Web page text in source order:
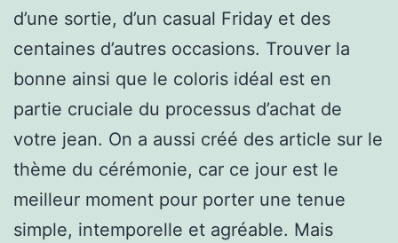
d’une sortie, d’un casual Friday et des
centaines d’autres occasions. Trouver la
bonne ainsi que le coloris idéal est en
partie cruciale du processus d’achat de
votre jean. On a aussi créé des article sur le
thème du cérémonie, car ce jour est le
meilleur moment pour porter une tenue
simple, intemporelle et agréable. Mais